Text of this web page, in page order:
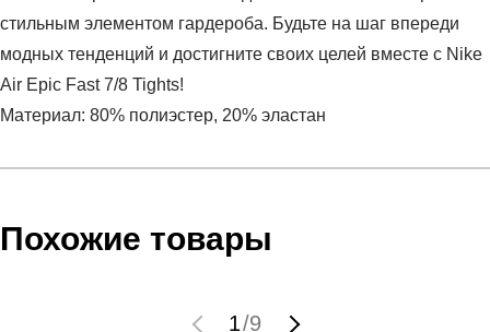
стильным элементом гардероба. Будьте на шаг впереди
модных тенденций и достигните своих целей вместе с Nike
Air Epic Fast 7/8 Tights!
Материал: 80% полиэстер, 20% эластан
Артикул:CZ9388-891
TGHT 7_8 PR
W NK AIR EPIC FAST TGHT 7_8 PR
Условия оплаты
высылает Вам менеджер.
мы не увидим Вашу оплату.
Похожие товары
1/9